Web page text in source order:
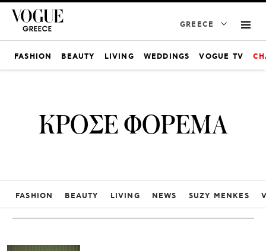
GREECE
FASHION BEAUTY LIVING WEDDINGS VOGUE TV
ΚΡΟΣΕ ΦΟΡΕΜΑ
FASHION BEAUTY LIVING NEWS SUZY MENKES